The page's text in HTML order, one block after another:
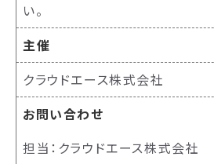
い。
主催
クラウドエース株式会社
お問い合わせ
担当：クラウドエース株式会社